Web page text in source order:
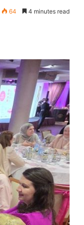
64 4 minutes read